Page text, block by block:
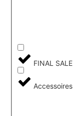
FINAL SALE
Accessoires